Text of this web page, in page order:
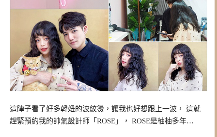
這陣子看了好多韓妞的波紋燙，讓我也好想跟上一波， 這就
趕緊預約我的帥氣設計師「ROSE」， ROSE是柚柚多年…